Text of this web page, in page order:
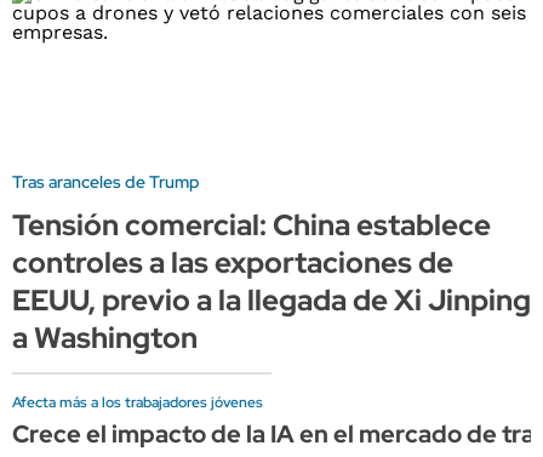
Tras aranceles de Trump
Tensión comercial: China establece
controles a las exportaciones de
EEUU, previo a la llegada de Xi Jinping
a Washington
Afecta más a los trabajadores jóvenes
Crece el impacto de la IA en el mercado de